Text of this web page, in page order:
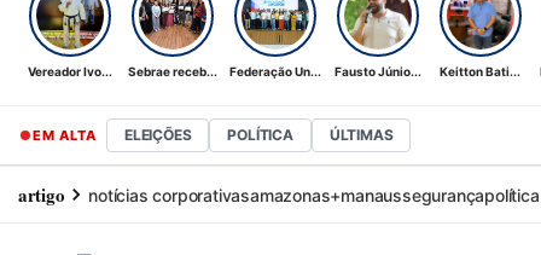
Vereador Ivo... Sebrae receb... Federação Un... Fausto Júnio... Keitton Bati...
EM ALTA ELEIÇÕES POLÍTICA ÚLTIMAS
artigo notícias corporativasamazonas+manaussegurançapolítica